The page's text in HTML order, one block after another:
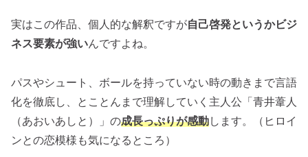
実はこの作品、個人的な解釈ですが自己啓発というかビジ
ネス要素が強いんですよね。
パスやシュート、ボールを持っていない時の動きまで言語
化を徹底し、とことんまで理解していく主人公「青井葦人
（あおいあしと）」の成長っぷりが感動します。（ヒロイ
ンとの恋模様も気になるところ）